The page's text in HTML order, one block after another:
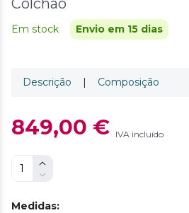
Colchão
Em stock Envio em 15 dias
Descrição | Composição
849,00 € IVA incluído
Medidas: